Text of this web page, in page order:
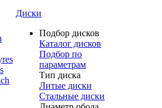
Диски
Подбор дисков
Каталог дисков
Подбор по
параметрам
Тип диска
Литые диски
Стальные диски